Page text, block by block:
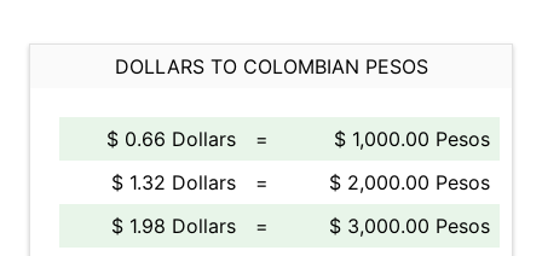
DOLLARS TO COLOMBIAN PESOS
$ 0.66 Dollars =
$ 1,000.00 Pesos
$ 1.32 Dollars
=
$ 2,000.00 Pesos
$ 1.98 Dollars
=
$ 3,000.00 Pesos